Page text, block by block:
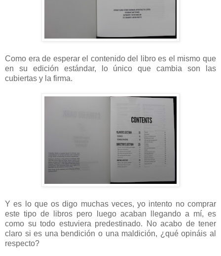
Como era de esperar el contenido del libro es el mismo que
en su edición estándar, lo único que cambia son las
cubiertas y la firma.
Y es lo que os digo muchas veces, yo intento no comprar
este tipo de libros pero luego acaban llegando a mí, es
como su todo estuviera predestinado. No acabo de tener
claro si es una bendición o una maldición, ¿qué opináis al
respecto?